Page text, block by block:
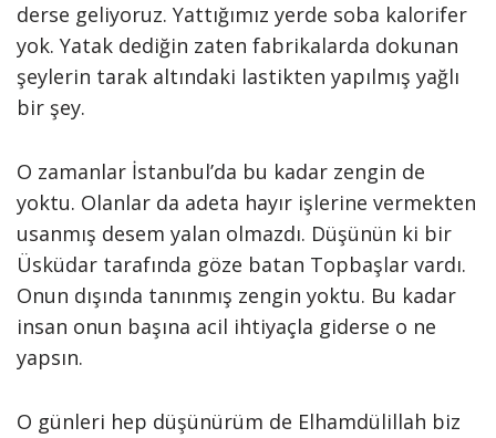
derse geliyoruz. Yattığımız yerde soba kalorifer
yok. Yatak dediğin zaten fabrikalarda dokunan
şeylerin tarak altındaki lastikten yapılmış yağlı
bir şey.
O zamanlar İstanbul’da bu kadar zengin de
yoktu. Olanlar da adeta hayır işlerine vermekten
usanmış desem yalan olmazdı. Düşünün ki bir
Üsküdar tarafında göze batan Topbaşlar vardı.
Onun dışında tanınmış zengin yoktu. Bu kadar
insan onun başına acil ihtiyaçla giderse o ne
yapsın.
O günleri hep düşünürüm de Elhamdülillah biz